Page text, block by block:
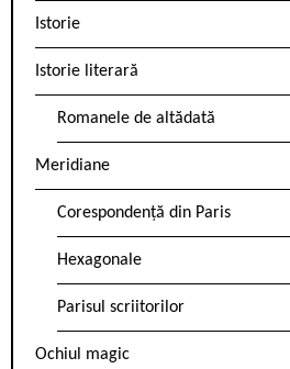
Istorie
Istorie literară
Romanele de altădată
Meridiane
Corespondență din Paris
Hexagonale
Parisul scriitorilor
Ochiul magic